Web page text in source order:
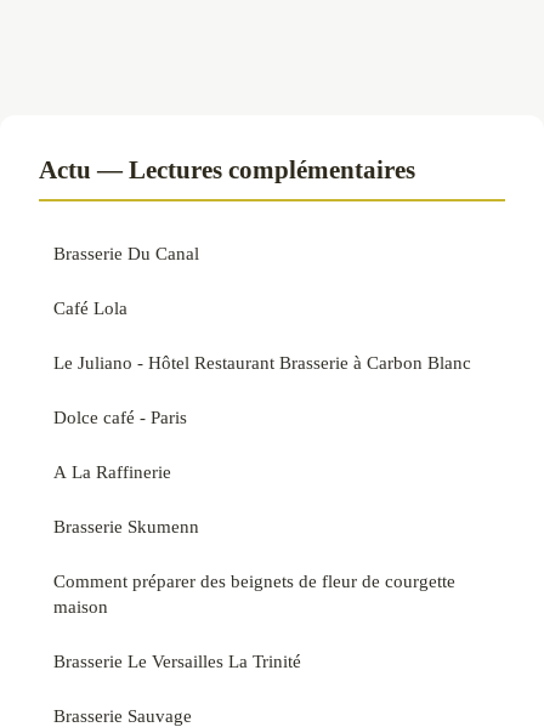
Actu — Lectures complémentaires
Brasserie Du Canal
Café Lola
Le Juliano - Hôtel Restaurant Brasserie à Carbon Blanc
Dolce café - Paris
A La Raffinerie
Brasserie Skumenn
Comment préparer des beignets de fleur de courgette
maison
Brasserie Le Versailles La Trinité
Brasserie Sauvage